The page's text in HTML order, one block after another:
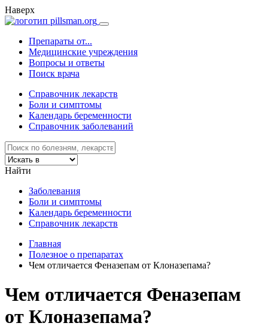
Наверх
Препараты от...
Медицинские учреждения
Вопросы и ответы
Поиск врача
Справочник лекарств
Боли и симптомы
Календарь беременности
Справочник заболеваний
Найти
Заболевания
Боли и симптомы
Календарь беременности
Справочник лекарств
Главная
Полезное о препаратах
Чем отличается Феназепам от Клоназепама?
Чем отличается Феназепам
от Клоназепама?